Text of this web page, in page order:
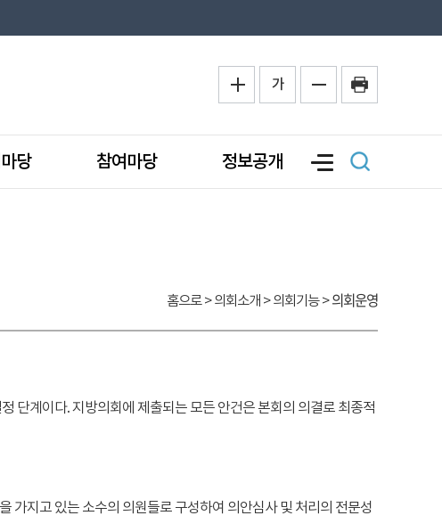
가
당 참여마당 정보공개
홈으로> 의회소개 > 의회기능 >의회운영
단계이다. 지방의회에 제출되는 모든 안건은 본회의 의결로 최종적
가지고 있는 소수의 의원들로 구성하여 의안심사 및 처리의 전문성